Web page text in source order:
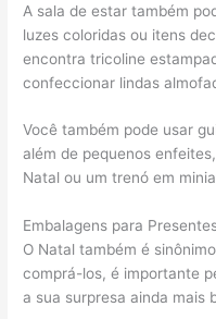
A sala de estar também
luzes coloridas ou itens
encontra tricoline
confeccionar lindas
Você também pode usar
além de pequenos
Natal ou um trenó em
Embalagens para
O Natal também é
comprá-los, é importante
a sua surpresa ainda mais